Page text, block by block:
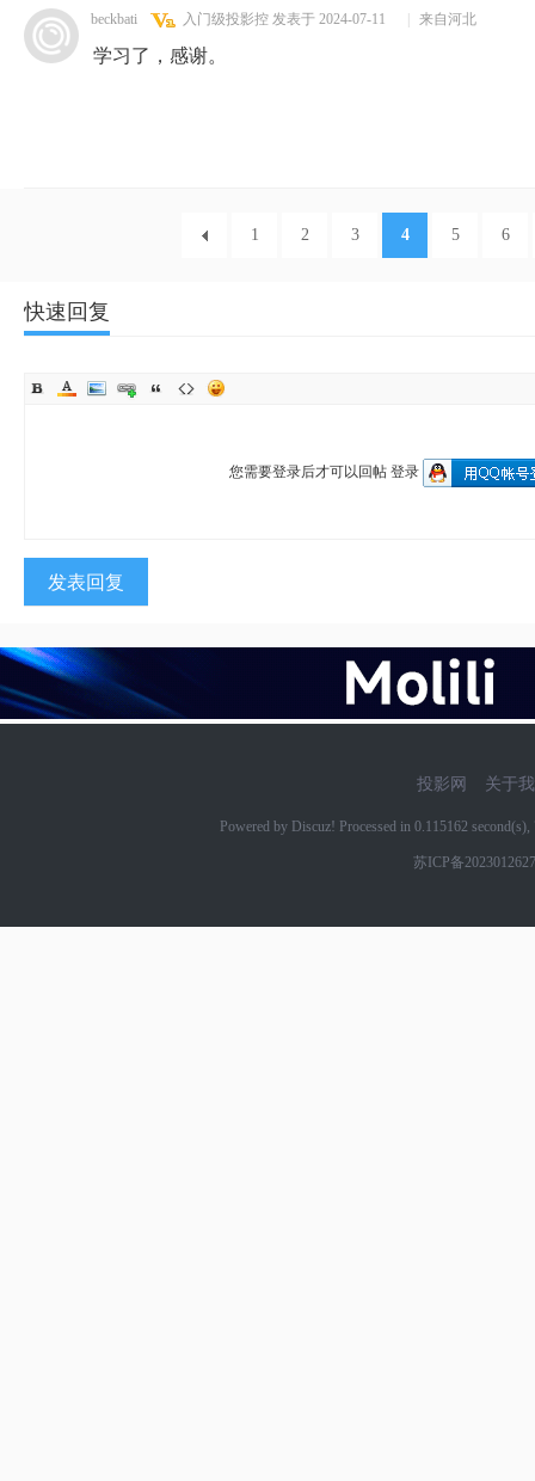
beckbati 入门级投影控 发表于 2024-07-11 来自河北
学习了，感谢。
1 2 3 4 5 6
快速回复
您需要登录后才可以回帖 登录
发表回复
投影网 关于
Powered by Discuz! Processed in 0.115162
苏ICP备